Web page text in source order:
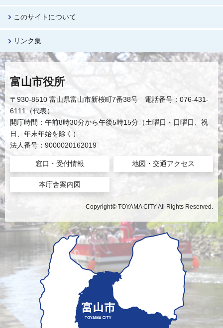
このサイトについて
リンク集
富山市役所
〒930-8510 富山県富山市新桜町7番38号 電話番号：076-431-
6111（代表）
開庁時間：午前8時30分から午後5時15分（土曜日・日曜日、祝
日、年末年始を除く）
法人番号：9000020162019
窓口・受付情報 地図・交通アクセス
本庁舎案内図
Copyright© TOYAMA CITY All Rights Reserved.